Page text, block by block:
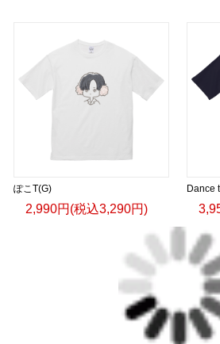
ぽこT(G)
2,990円(税込3,290円)
Dance